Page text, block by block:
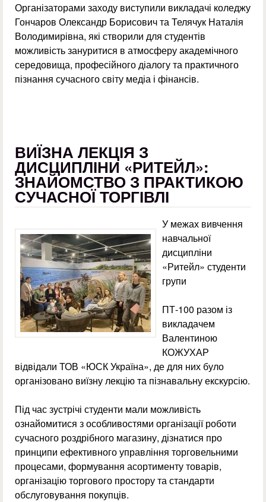
Організаторами заходу виступили викладачі коледжу
Гончаров Олександр Борисович та Телячук Наталія
Володимирівна, які створили для студентів
можливість зануритися в атмосферу академічного
середовища, професійного діалогу та практичного
пізнання сучасного світу медіа і фінансів.
ВИЇЗНА ЛЕКЦІЯ З
ДИСЦИПЛІНИ «РИТЕЙЛ»:
ЗНАЙОМСТВО З ПРАКТИКОЮ
СУЧАСНОЇ ТОРГІВЛІ
У межах вивчення
навчальної
дисципліни
«Ритейл» студенти
групи
ПТ-100 разом із
викладачем
Валентиною
КОЖУХАР
відвідали ТОВ «ЮСК Україна», де для них було
організовано виїзну лекцію та пізнавальну екскурсію.
Під час зустрічі студенти мали можливість
ознайомитися з особливостями організації роботи
сучасного роздрібного магазину, дізнатися про
принципи ефективного управління торговельними
процесами, формування асортименту товарів,
організацію торгового простору та стандарти
обслуговування покупців.